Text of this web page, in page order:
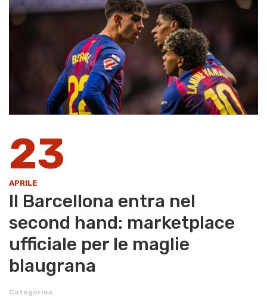
23
APRILE
Il Barcellona entra nel
second hand: marketplace
ufficiale per le maglie
blaugrana
Categories